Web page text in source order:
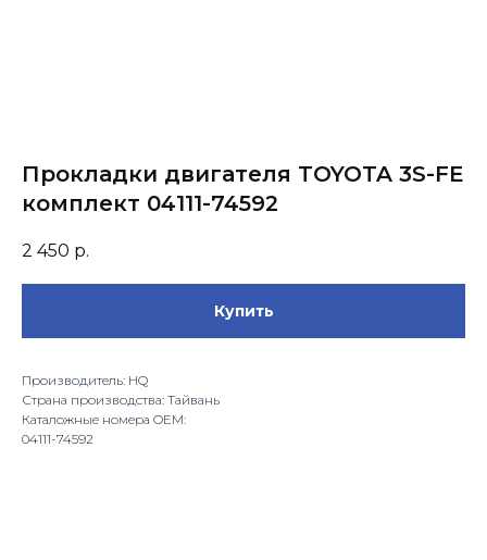
Прокладки двигателя TOYOTA 3S-FE
комплект 04111-74592
2 450 р.
Купить
Производитель: HQ
Страна производства: Тайвань
Каталожные номера OEM:
04111-74592